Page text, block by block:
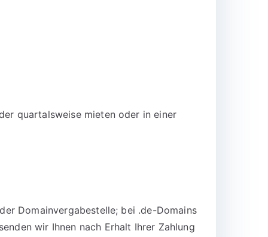
quartalsweise mieten oder in einer
Domainvergabestelle; bei .de-Domains
wir Ihnen nach Erhalt Ihrer Zahlung